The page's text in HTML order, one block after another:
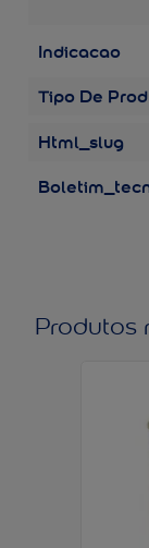
Indicacao
Tipo De
Html_slug
Produtos